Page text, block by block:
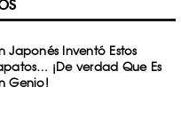
Japonés Inventó Estos
¡De verdad Que Es
Genio!